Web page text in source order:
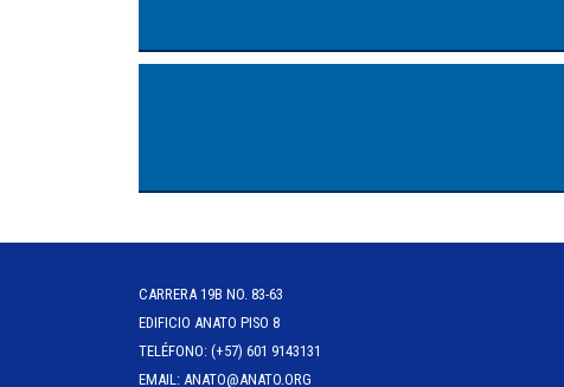
CARRERA 19B NO. 83-63
EDIFICIO ANATO PISO 8
TELÉFONO: (+57) 601 9143131
EMAIL: ANATO@ANATO.ORG